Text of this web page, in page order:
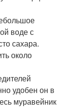
воде с
сахара.
около
удобен он в
муравейник